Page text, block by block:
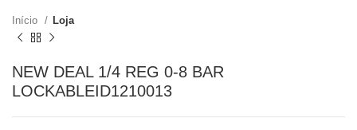
Início Loja
NEW DEAL 1/4 REG 0-8 BAR
LOCKABLEID1210013